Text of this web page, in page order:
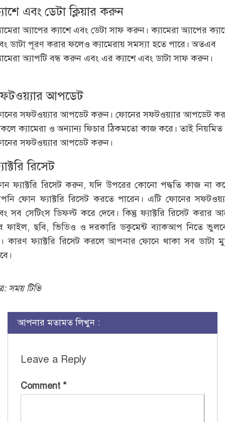
এবং ডেটা ক্লিয়ার করুন
অ্যাপের ক্যাশে এবং ডেটা সাফ করুন। ক্যামেরা অ্যাপের
ডাটা পূরণ করার ফলেও ক্যামেরায় সমস্যা হতে পারে। অতএব
অ্যাপটি বন্ধ করুন এবং এর ক্যাশে এবং ডাটা সাফ করুন।
আপডেট
সফটওয়্যার আপডেট করুন। ফোনের সফটওয়্যার আপডেট
ক্যামেরা ও অন্যান্য ফিচার ঠিকমতো কাজ করে। তাই নিয়মিত
সফটওয়্যার আপডেট করুন।
রিসেট
ফ্যাক্টরি রিসেট করুন, যদি উপরের কোনো পদ্ধতি কাজ না
ফোন ফ্যাক্টরি রিসেট করতে পারেন। এটি ফোনের
সব সেটিংস ডিফল্ট করে দেবে। কিন্তু ফ্যাক্টরি রিসেট করার
ফাইল, ছবি, ভিডিও ও দরকারি ডকুমেন্ট ব্যাকআপ নিতে
কারণ ফ্যাক্টরি রিসেট করলে আপনার ফোনে থাকা সব ডাটা
সময় টিভি
আপনার মতামত লিখুন :
Leave a Reply
Comment *